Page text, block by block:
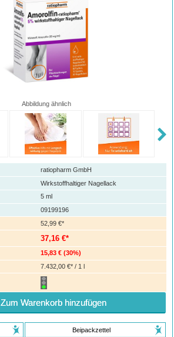
Abbildung ähnlich
ratiopharm GmbH
Wirkstoffhaltiger Nagellack
5 ml
09199196
52,99 €*
37,16 €*
15,83 € (30%)
7.432,00 €* / 1 l
Zum Warenkorb hinzufügen
Beipackzettel